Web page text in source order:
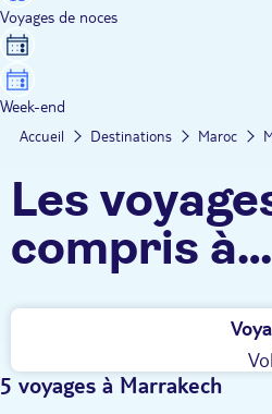
Voyages de noces
Week-end
Accueil Destinations Maroc
Les
compris à
Marrakech
5 voyages à Marrakech